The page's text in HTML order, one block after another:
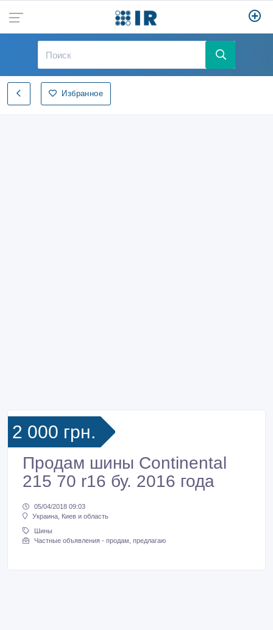
Избранное
2 000 грн.
Продам шины Continental
215 70 r16 бу. 2016 года
05/04/2018 09:03
Украина, Киев и область
Шины
Частные объявления - продам, предлагаю